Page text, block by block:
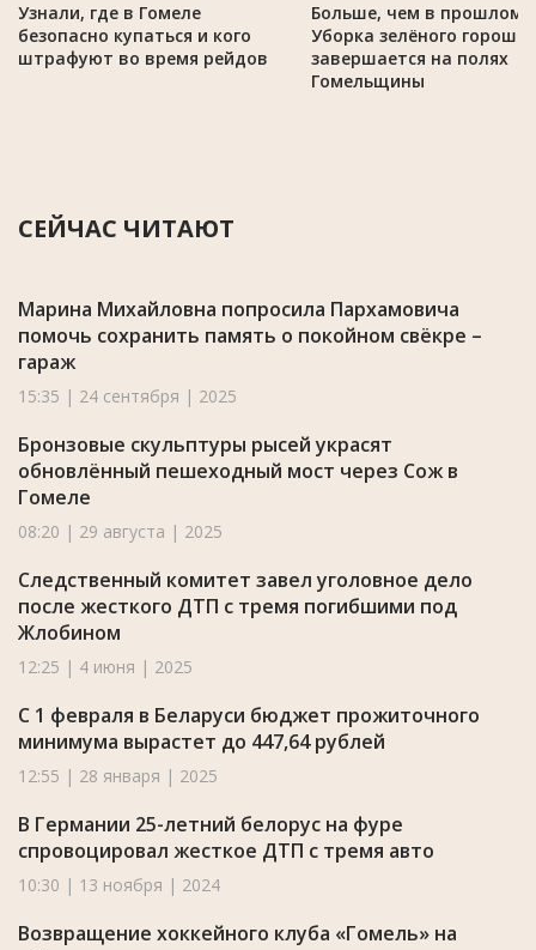
Узнали, где в Гомеле
безопасно купаться и кого
штрафуют во время рейдов
Больше, чем в прошлом
Уборка зелёного горошка
завершается на полях
Гомельщины
СЕЙЧАС ЧИТАЮТ
Марина Михайловна попросила Пархамовича
помочь сохранить память о покойном свёкре –
гараж
15:35 | 24 сентября | 2025
Бронзовые скульптуры рысей украсят
обновлённый пешеходный мост через Сож в
Гомеле
08:20 | 29 августа | 2025
Следственный комитет завел уголовное дело
после жесткого ДТП с тремя погибшими под
Жлобином
12:25 | 4 июня | 2025
С 1 февраля в Беларуси бюджет прожиточного
минимума вырастет до 447,64 рублей
12:55 | 28 января | 2025
В Германии 25-летний белорус на фуре
спровоцировал жесткое ДТП с тремя авто
10:30 | 13 ноября | 2024
Возвращение хоккейного клуба «Гомель» на